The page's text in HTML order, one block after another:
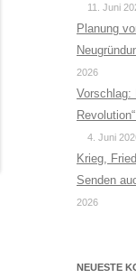
11. Juni
Planung
2026
Vorschlag:
4. Juni
Krieg,
Senden
2026
NEUESTE